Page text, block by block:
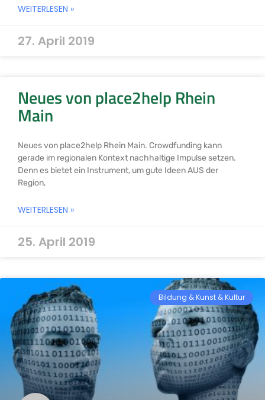
WEITERLESEN »
27. April 2019
Neues von place2help Rhein
Main
Neues von place2help Rhein Main. Crowdfunding kann
gerade im regionalen Kontext nachhaltige Impulse setzen.
Denn es bietet ein Instrument, um gute Ideen AUS der
Region,
WEITERLESEN »
25. April 2019
Bildung & Kunst & Kultur